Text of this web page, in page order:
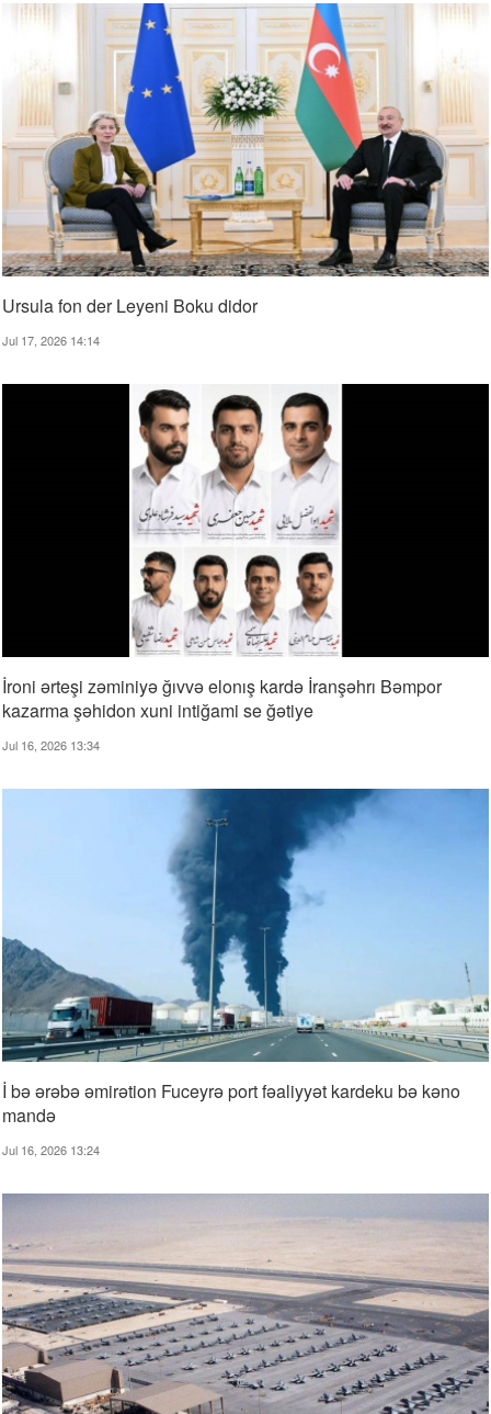
Ursula fon der Leyeni Boku didor
Jul 17, 2026 14:14
İroni ərteşi zəminiyə ğıvvə elonış kardə İranşəhrı Bəmpor
kazarma şəhidon xuni intiğami se ğətiye
Jul 16, 2026 13:34
İ bə ərəbə əmirətion Fuceyrə port fəaliyyət kardeku bə kəno
mandə
Jul 16, 2026 13:24